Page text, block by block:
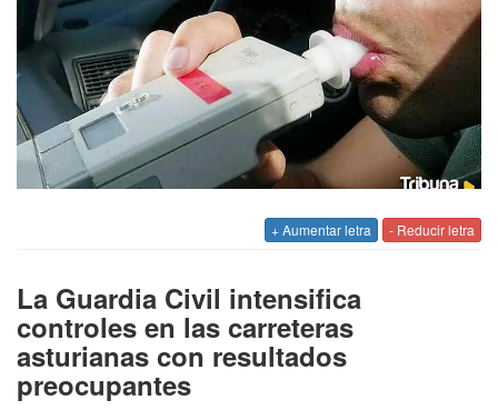
+ Aumentar letra - Reducir letra
La Guardia Civil intensifica
controles en las carreteras
asturianas con resultados
preocupantes